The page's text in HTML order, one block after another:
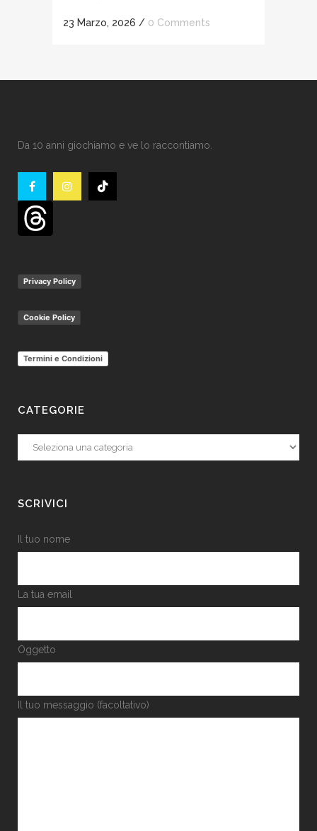
23 Marzo, 2026 / 0 Comments
Da 10 anni giochiamo e ve lo raccontiamo.
Privacy Policy
Cookie Policy
Termini e Condizioni
CATEGORIE
Categorie
SCRIVICI
Il tuo nome
La tua email
Oggetto
Il tuo messaggio (facoltativo)